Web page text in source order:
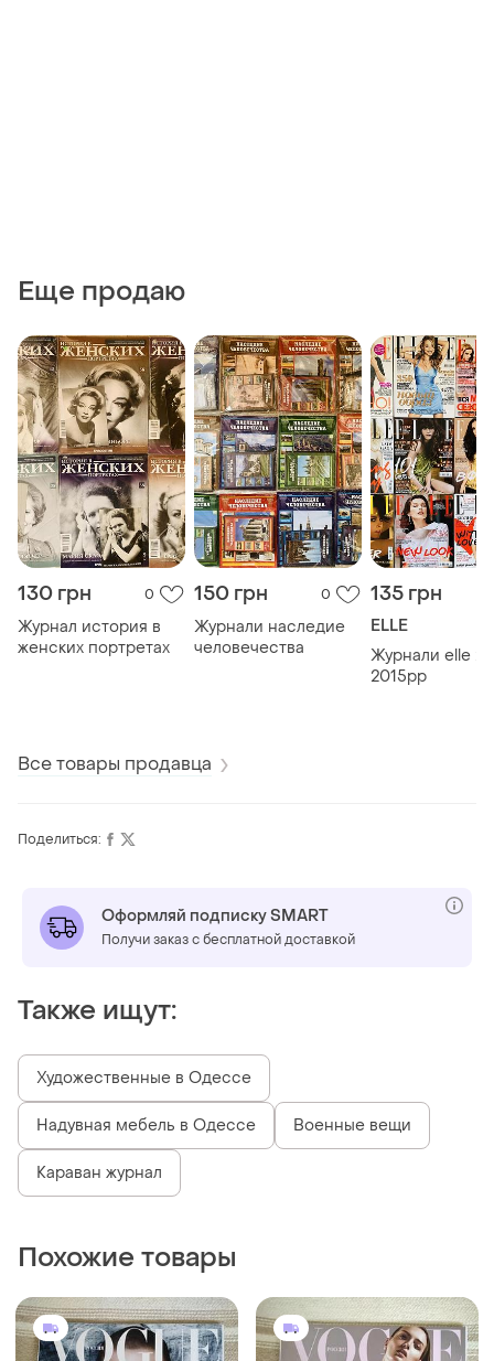
Еще продаю
130 грн 0
Журнал история в
женских портретах
150 грн 0
Журнали наследие
человечества
135 грн
ELLE
Журнали elle
2015pp
Все товары продавца
Поделиться:
Оформляй подписку SMART
Получи заказ с бесплатной доставкой
Также ищут:
Художественные в Одессе
Надувная мебель в Одессе Военные вещи
Караван журнал
Похожие товары